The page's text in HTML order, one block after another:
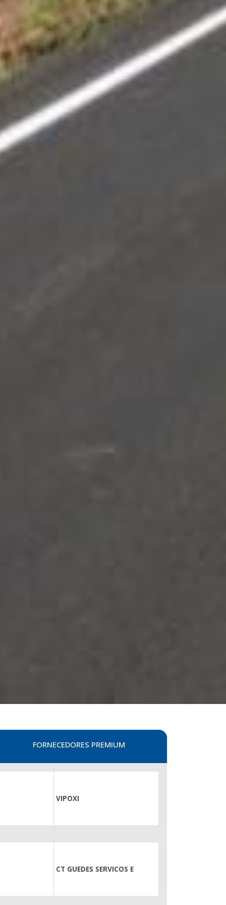
FORNECEDORES PREMIUM
VIPOXI
CT GUEDES SERVICOS E